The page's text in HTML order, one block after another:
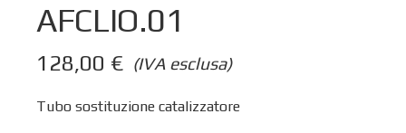
AFCLIO.01
(IVA esclusa)
128,00 €
Tubo sostituzione catalizzatore